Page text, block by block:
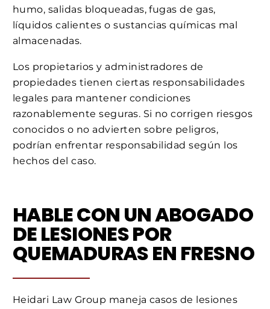
humo, salidas bloqueadas, fugas de gas,
líquidos calientes o sustancias químicas mal
almacenadas.
Los propietarios y administradores de
propiedades tienen ciertas responsabilidades
legales para mantener condiciones
razonablemente seguras. Si no corrigen riesgos
conocidos o no advierten sobre peligros,
podrían enfrentar responsabilidad según los
hechos del caso.
HABLE CON UN ABOGADO
DE LESIONES POR
QUEMADURAS EN FRESNO
Heidari Law Group maneja casos de lesiones